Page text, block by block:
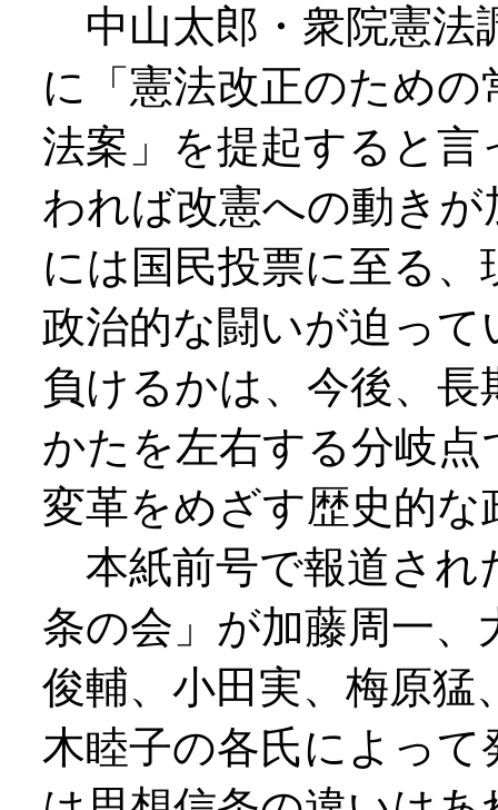
中山太郎・衆院憲法
に「憲法改正のため
法案」を提起すると
われば改憲への動き
には国民投票に至る
政治的な闘いが迫っ
負けるかは、今後、
かたを左右する分岐
変革をめざす歴史的
本紙前号で報道され
条の会」が加藤周一、
俊輔、小田実、梅原猛
木睦子の各氏によっ